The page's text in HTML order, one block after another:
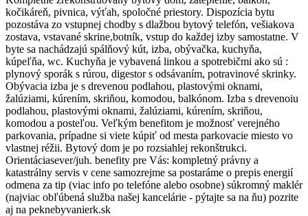
kočikáreň, pivnica, výťah, spoločné priestory. Dispozícia bytu
pozostáva zo vstupnej chodby s dlažbou bytový telefón, vešiakova
zostava, vstavané skrine,botník, vstup do každej izby samostatne. V
byte sa nachádzajú spálňový kút, izba, obývačka, kuchyňa,
kúpeľňa, wc. Kuchyňa je vybavená linkou a spotrebičmi ako sú :
plynový sporák s rúrou, digestor s odsávaním, potravinové skrinky.
Obývacia izba je s drevenou podlahou, plastovými oknami,
žalúziami, kúrením, skriňou, komodou, balkónom. Izba s drevenoiu
podlahou, plastovými oknami, žalúziami, kúrením, skriňou,
komodou a posteľou. Veľkým benefitom je možnosť verejného
parkovania, prípadne si viete kúpiť od mesta parkovacie miesto vo
vlastnej réžii. Bytový dom je po rozsiahlej rekonštrukci.
Orientáciasever/juh. benefity pre Vás: kompletný právny a
katastrálny servis v cene samozrejme sa postaráme o prepis energií
odmena za tip (viac info po telefóne alebo osobne) súkromný maklér
(najviac obľúbená služba našej kancelárie - pýtajte sa na ňu) pozrite
aj na peknebyvanierk.sk